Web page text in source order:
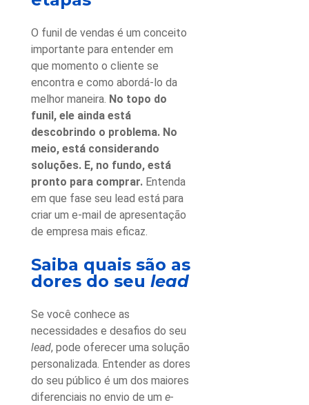
O funil de vendas é um conceito
importante para entender em
que momento o cliente se
encontra e como abordá-lo da
melhor maneira. No topo do
funil, ele ainda está
descobrindo o problema. No
meio, está considerando
soluções. E, no fundo, está
pronto para comprar. Entenda
em que fase seu lead está para
criar um e-mail de apresentação
de empresa mais eficaz.
Saiba quais são as
dores do seu lead
Se você conhece as
necessidades e desafios do seu
lead, pode oferecer uma solução
personalizada. Entender as dores
do seu público é um dos maiores
diferenciais no envio de um e-